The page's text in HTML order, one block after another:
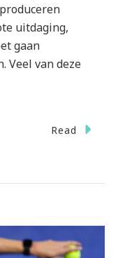
uitdaging,
gaan
Veel van deze
Read